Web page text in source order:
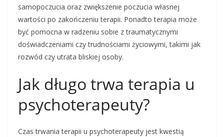
samopoczucia oraz zwiększenie poczucia własnej
wartości po zakończeniu terapii. Ponadto terapia może
być pomocna w radzeniu sobie z traumatycznymi
doświadczeniami czy trudnościami życiowymi, takimi jak
rozwód czy utrata bliskiej osoby.
Jak długo trwa terapia u
psychoterapeuty?
Czas trwania terapii u psychoterapeuty jest kwestią